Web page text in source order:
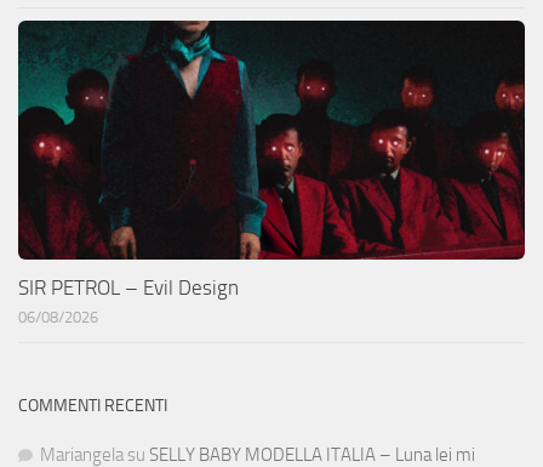
SIR PETROL – Evil Design
06/08/2026
COMMENTI RECENTI
Mariangela su SELLY BABY MODELLA ITALIA – Luna lei mi